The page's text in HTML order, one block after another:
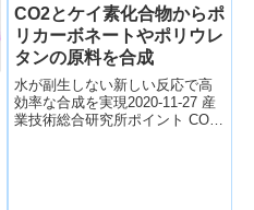
CO2とケイ素化合物からポ
リカーボネートやポリウレ
タンの原料を合成
水が副生しない新しい反応で高
効率な合成を実現2020-11-27 産
業技術総合研究所ポイント CO2